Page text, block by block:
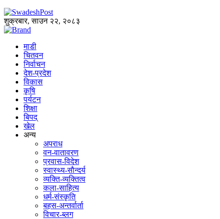
शुक्रबार, साउन २२, २०८३
माडी
चितवन
निर्वाचन
देश-प्रदेश
विकास
कृषि
पर्यटन
शिक्षा
बिपद्
खेल
अन्य
अपराध
वन-वातावरण
प्रवास-विदेश
स्वास्थ्य-साैन्दर्य
व्यक्ति-व्यक्तित्व
कला-साहित्य
धर्म-संस्कृति
बहस-अन्तर्वार्ता
विचार-ब्लग